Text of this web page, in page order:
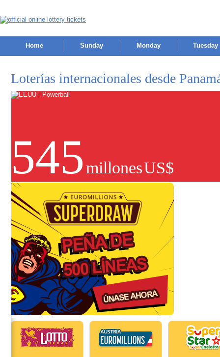
Home Sunday Monday Tuesday
Loterías internacionales desde
545millonesUS$